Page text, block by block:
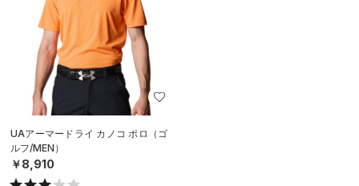
UAアーマードライ カノコ ポロ（ゴ
ルフ/MEN）
￥8,910